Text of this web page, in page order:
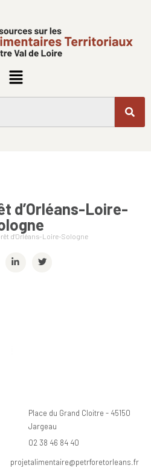
d’Orléans-Loire-
d’Orléans-Loire-Sologne
Place du Grand Cloitre - 45150
Jargeau
02 38 46 84 40
projetalimentaire@petrforetorleans.fr